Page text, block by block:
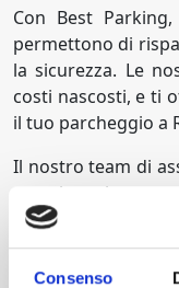
Consenso
Con Best
permettono di
la sicurezza. Le
costi nascosti, e ti
il tuo parcheggio a
Il nostro team di
per aiutarti con
prenotazione a
garantire che la
stress.